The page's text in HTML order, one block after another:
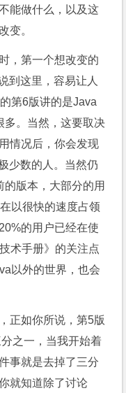
能做什么，以及这
变。
第一个想改变的
到这里，容易让人
第6版讲的是Java
多。当然，这要取决
情况后，你会发现
少数的人。当然仍
版本，大部分的用
以很快的速度占领
的用户已经在使
术手册》的关注点
以外的世界，也会
如你所说，第5版
之一，当我开始着
事就是去掉了三分
就知道除了讨论